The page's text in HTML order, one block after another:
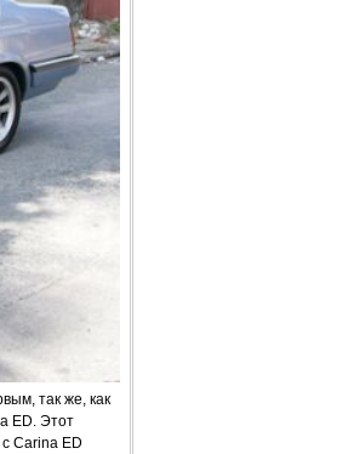
так же, как
ED. Этот
Carina ED